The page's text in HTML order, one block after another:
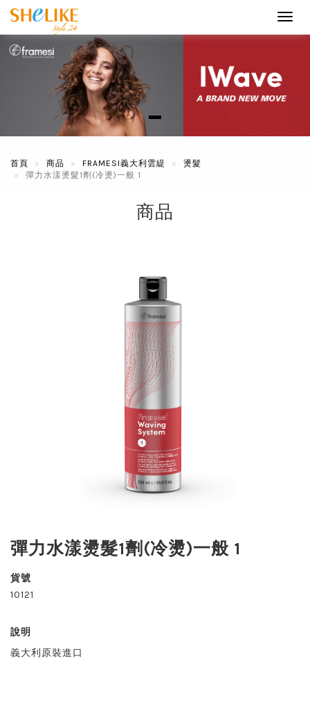
首頁 商品 FRAMESI義大利雲緹
燙髮
彈力水漾燙髮1劑(冷燙)一般 1
商品
彈力水漾燙髮1劑(冷燙)一般 1
貨號
10121
說明
義大利原裝進口